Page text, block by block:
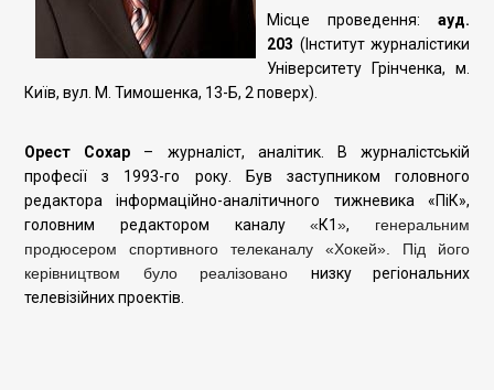
Місце проведення:
ауд.
203 (Інститут журналістики
Університету Грінченка, м.
Київ, вул. М. Тимошенка, 13-Б, 2 поверх).
Орест Сохар – журналіст, аналітик. В журналістській
професії з 1993-го року. Був заступником головного
редактора інформаційно-аналітичного тижневика «ПіК»,
головним редактором каналу«К1», генеральним
продюсером спортивного телеканалу «Хокей». Під його
керівництвом було реалізовано низку регіональних
телевізійних проектів.